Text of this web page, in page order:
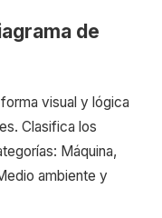
de
visual y lógica
Clasifica los
Máquina,
ambiente y